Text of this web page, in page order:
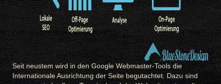
Seit neustem wird in den Google Webmaster-Tools die
Internationale Ausrichtung der Seite begutachtet. Dazu sind